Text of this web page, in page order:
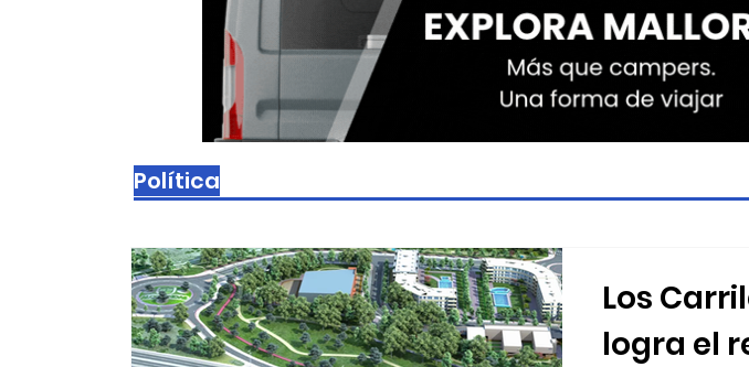
Política
Los
logra el